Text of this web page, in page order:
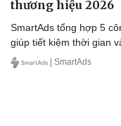
thương hiệu 2026
SmartAds tổng hợp 5
giúp tiết kiệm thời gian
| SmartAds